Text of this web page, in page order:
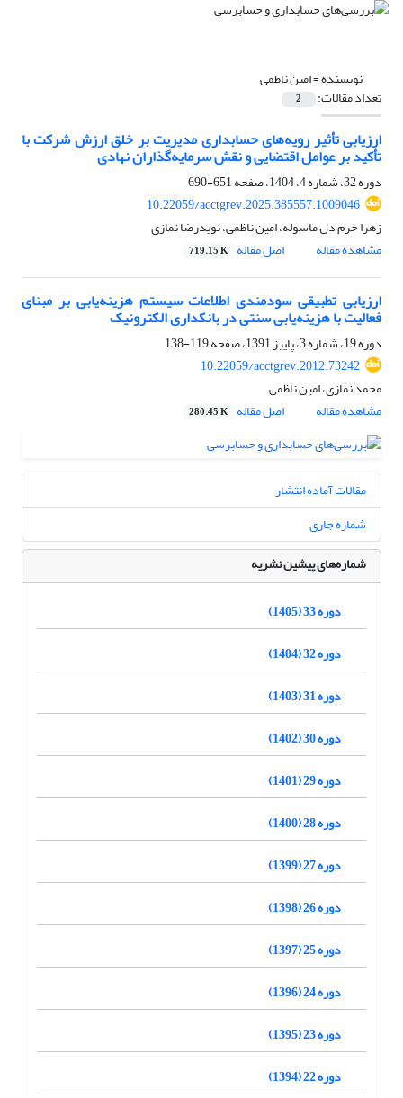
نویسنده =امین ناظمی
تعداد مقالات: 2
ارزیابی تأثیر رویه‌های حسابداری مدیریت بر خلق ارزش شرکت با
تأکید بر عوامل اقتضایی و نقش سرمایه‌گذاران نهادی
دوره 32، شماره 4، 1404، صفحه
651-690
10.22059/acctgrev.2025.385557.1009046
زهرا خرم دل ماسوله، امین ناظمی، نویدرضا نمازی
مشاهده مقاله
اصل مقاله 719.15 K
ارزیابی تطبیقی سودمندی اطلاعات سیستم هزینه‌یابی بر مبنای
فعالیت با هزینه‌یابی سنتی در بانکداری الکترونیک
دوره 19، شماره 3، پاییز 1391، صفحه
119-138
10.22059/acctgrev.2012.73242
محمد نمازی، امین ناظمی
مشاهده مقاله
اصل مقاله 280.45 K
مقالات آماده انتشار
شماره جاری
شماره‌های پیشین نشریه
دوره 33 (1405)
دوره 32 (1404)
دوره 31 (1403)
دوره 30 (1402)
دوره 29 (1401)
دوره 28 (1400)
دوره 27 (1399)
دوره 26 (1398)
دوره 25 (1397)
دوره 24 (1396)
دوره 23 (1395)
دوره 22 (1394)